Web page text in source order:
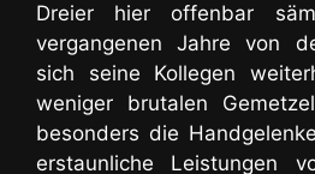
Dreier hier offenbar
vergangenen Jahre von
sich seine Kollegen
weniger brutalen
besonders die
erstaunliche Leistungen